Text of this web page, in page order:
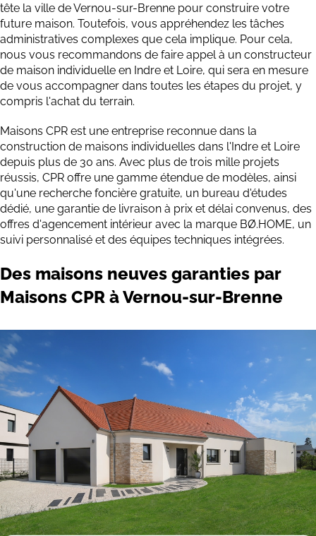
tête la ville de Vernou-sur-Brenne pour construire votre
future maison. Toutefois, vous appréhendez les tâches
administratives complexes que cela implique. Pour cela,
nous vous recommandons de faire appel à un constructeur
de maison individuelle en Indre et Loire, qui sera en mesure
de vous accompagner dans toutes les étapes du projet, y
compris l'achat du terrain.
Maisons CPR est une entreprise reconnue dans la
construction de maisons individuelles dans l'Indre et Loire
depuis plus de 30 ans. Avec plus de trois mille projets
réussis, CPR offre une gamme étendue de modèles, ainsi
qu'une recherche foncière gratuite, un bureau d'études
dédié, une garantie de livraison à prix et délai convenus, des
offres d'agencement intérieur avec la marque BØ.HOME, un
suivi personnalisé et des équipes techniques intégrées.
Des maisons neuves garanties par
Maisons CPR à Vernou-sur-Brenne